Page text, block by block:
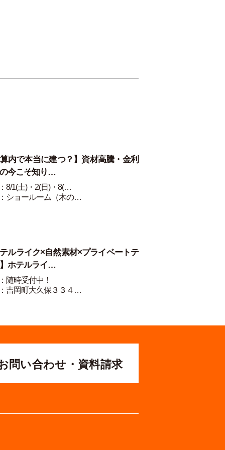
内で本当に建つ？】資材高騰・金利
今こそ知り…
8/1(土)・2(日)・8(…
ショールーム（木の…
ルライク×自然素材×プライベートテ
ホテルライ…
随時受付中！
吉岡町大久保３３４…
問い合わせ・資料請求